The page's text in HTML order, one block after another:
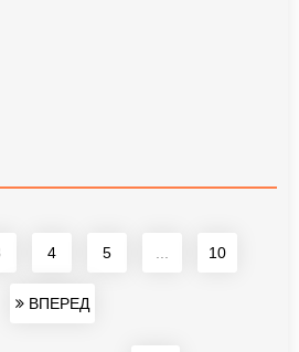
4 5 10
ВПЕРЕД